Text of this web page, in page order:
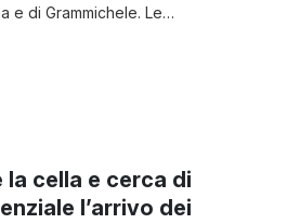
e di Grammichele. Le
50 anni volevano
cella e cerca di
l’arrivo dei